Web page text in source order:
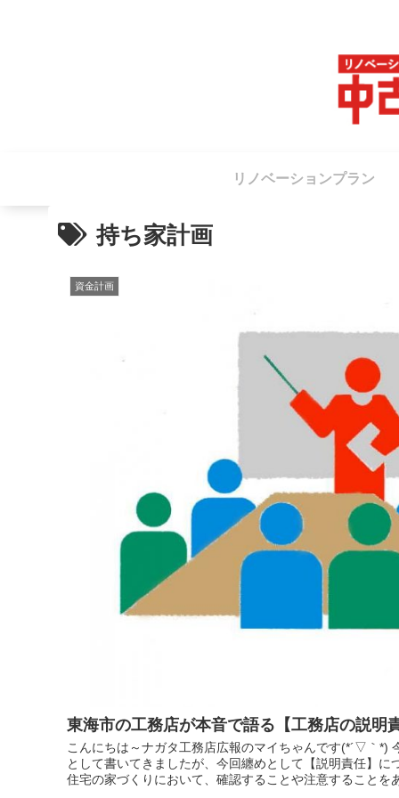
リノベーションプラン
持ち家計画
資金計画
東海市の工務店が本音で語る【工務店の説明
こんにちは～ナガタ工務店広報のマイちゃんです(*´▽｀*)
として書いてきましたが、今回纏めとして【説明責任】に
住宅の家づくりにおいて、確認することや注意することを